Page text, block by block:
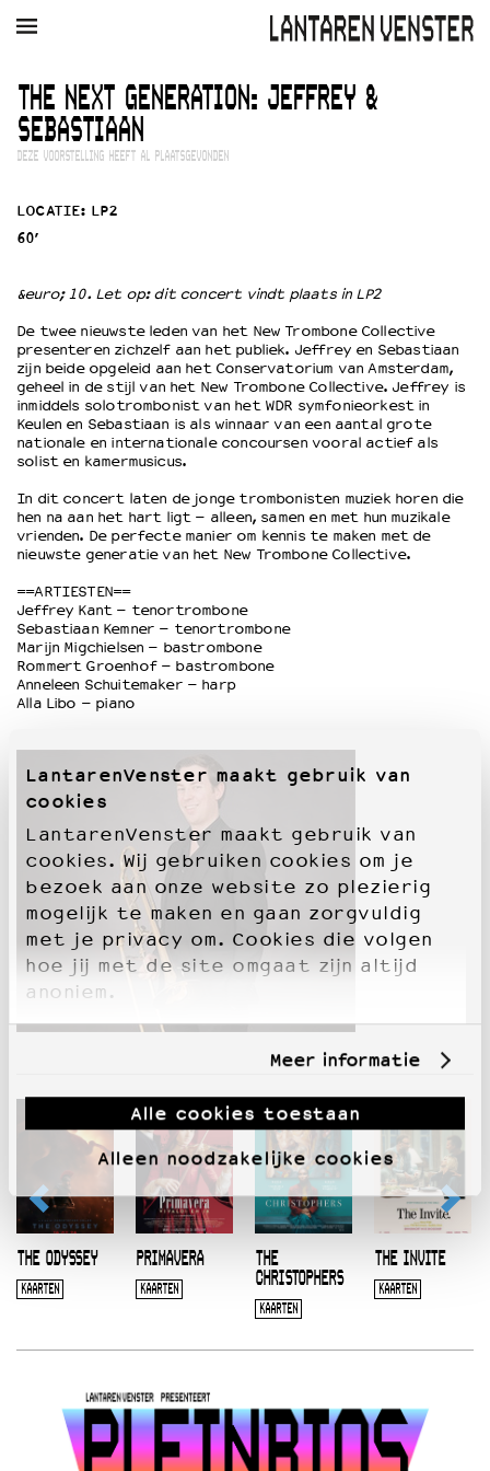
LantarenVenster maakt gebruik van
cookies
LantarenVenster maakt gebruik van
cookies. Wij gebruiken cookies om je
bezoek aan onze website zo plezierig
mogelijk te maken en gaan zorgvuldig
met je privacy om. Cookies die volgen
hoe jij met de site omgaat zijn altijd
anoniem.
Meer informatie
Alle cookies toestaan
Alleen noodzakelijke cookies
AGENDA FILM MUZIEK RESTAURANT VERHUUR
Winkelmandje
Zoek
Openingstijden & contact
Bereikbaarheid
EDUCATIE
Schoolvoorstellingen
Filmprogramma’s Primair Onderwijs
Filmprogramma’s VO/MBO
Speciale educatieprogramma’s
OVER LANTARENVENSTER
Werken bij
Wie is wie
Word vriend
Historie
Partners
Integriteits- en gedragscode
Duurzaamheid
Culturele boycot Israël
Ruimte voor artistieke vrijheid – VNPF
THE NEXT GENERATION: JEFFREY &
SEBASTIAAN
DEZE VOORSTELLING HEEFT AL PLAATSGEVONDEN
LOCATIE: LP2
60’
&euro; 10. Let op: dit concert vindt plaats in LP2
De twee nieuwste leden van het New Trombone Collective
presenteren zichzelf aan het publiek. Jeffrey en Sebastiaan
zijn beide opgeleid aan het Conservatorium van Amsterdam,
geheel in de stijl van het New Trombone Collective. Jeffrey is
inmiddels solotrombonist van het WDR symfonieorkest in
Keulen en Sebastiaan is als winnaar van een aantal grote
nationale en internationale concoursen vooral actief als
solist en kamermusicus.
In dit concert laten de jonge trombonisten muziek horen die
hen na aan het hart ligt – alleen, samen en met hun muzikale
vrienden. De perfecte manier om kennis te maken met de
nieuwste generatie van het New Trombone Collective.
==ARTIESTEN==
Jeffrey Kant – tenortrombone
Sebastiaan Kemner – tenortrombone
Marijn Migchielsen – bastrombone
Rommert Groenhof – bastrombone
Anneleen Schuitemaker – harp
Alla Libo – piano
THE ODYSSEY
KAARTEN
PRIMAVERA
KAARTEN
THE
CHRISTOPHERS
KAARTEN
THE INVITE
KAARTEN